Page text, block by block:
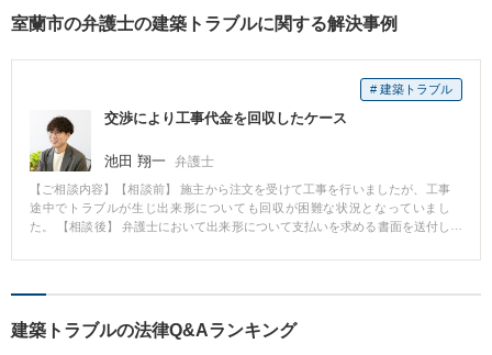
室蘭市の弁護士の建築トラブルに関する解決事例
# 建築トラブル
交渉により工事代金を回収したケース
池田 翔一 弁護士
【ご相談内容】【相談前】 施主から注文を受けて工事を行いましたが、工事
途中でトラブルが生じ出来形についても回収が困難な状況となっていまし
た。 【相談後】 弁護士において出来形について支払いを求める書面を送付し
メント】 当事者間で紛争になった場合、当事者同士の話し合いでは解決が困
したことによって請負代金の回収ができたケースであったと評価できます。
建築トラブルの法律Q&Aランキング